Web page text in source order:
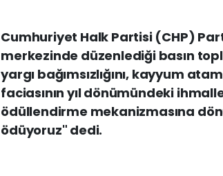
Cumhuriyet Halk Partisi (CHP)
merkezinde düzenlediği basın
yargı bağımsızlığını, kayyum
faciasının yıl dönümündeki
ödüllendirme mekanizmasına
ödüyoruz" dedi.